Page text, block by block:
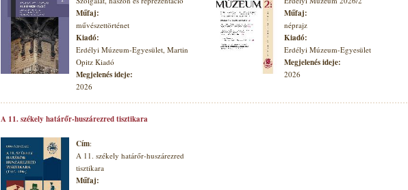
Műfaj:
művészettörténet
Kiadó:
Erdélyi Múzeum-Egyesület, Martin
Opitz Kiadó
Megjelenés ideje:
2026
Műfaj:
néprajz
Kiadó:
Erdélyi Múzeum-Egyesület
Megjelenés ideje:
2026
A 11. székely határőr-huszárezred tisztikara
Cím:
A 11. székely határőr-huszárezred
tisztikara
Műfaj: